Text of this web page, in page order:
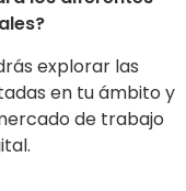
explorar las
en tu ámbito y
de trabajo